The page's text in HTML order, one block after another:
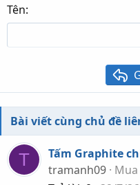
18
Tahoma
Verdana
Tên
Bài viết cùng chủ đề
T
Tấm Graphite
tramanh09 Mua